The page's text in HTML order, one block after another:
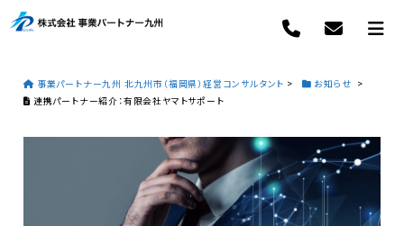
事業パートナー九州 北九州市（福岡県）経営コンサルタント > お知らせ >
連携パートナー紹介：有限会社ヤマトサポート